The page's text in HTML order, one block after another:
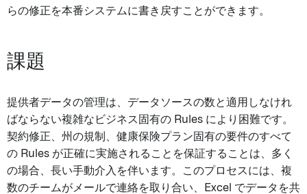
らの修正を本番システムに書き戻すことができます。
課題
提供者データの管理は、データソースの数と適用しなけれ
ばならない複雑なビジネス固有の Rules により困難です。
契約修正、州の規制、健康保険プラン固有の要件のすべて
の Rules が正確に実施されることを保証することは、多く
の場合、長い手動介入を伴います。このプロセスには、複
数のチームがメールで連絡を取り合い、Excel でデータを共